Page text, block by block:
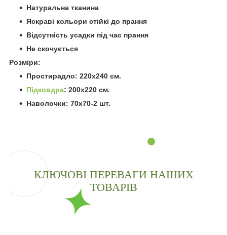
Натуральна тканина
Яскраві кольори стійкі до прання
Відсутність усадки під час прання
Не скочується
Розміри:
Простирадло: 220х240 см.
Підковдра: 200х220 см.
Наволочки: 70х70-2 шт.
КЛЮЧОВІ ПЕРЕВАГИ НАШИХ
ТОВАРІВ